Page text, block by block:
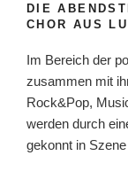
DIE
CHOR AUS
Im Bereich der
zusammen mit
Rock&Pop,
werden durch
gekonnt in